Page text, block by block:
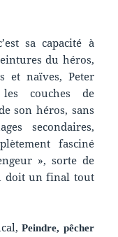
sa capacité à
du héros,
et naïves, Peter
couches de
son héros, sans
secondaires,
fasciné
», sorte de
doit un final tout
Peindre, pêcher